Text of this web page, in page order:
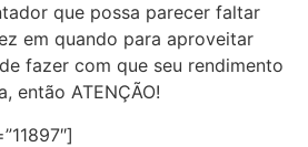
que possa parecer faltar
em quando para aproveitar
fazer com que seu rendimento
então ATENÇÃO!